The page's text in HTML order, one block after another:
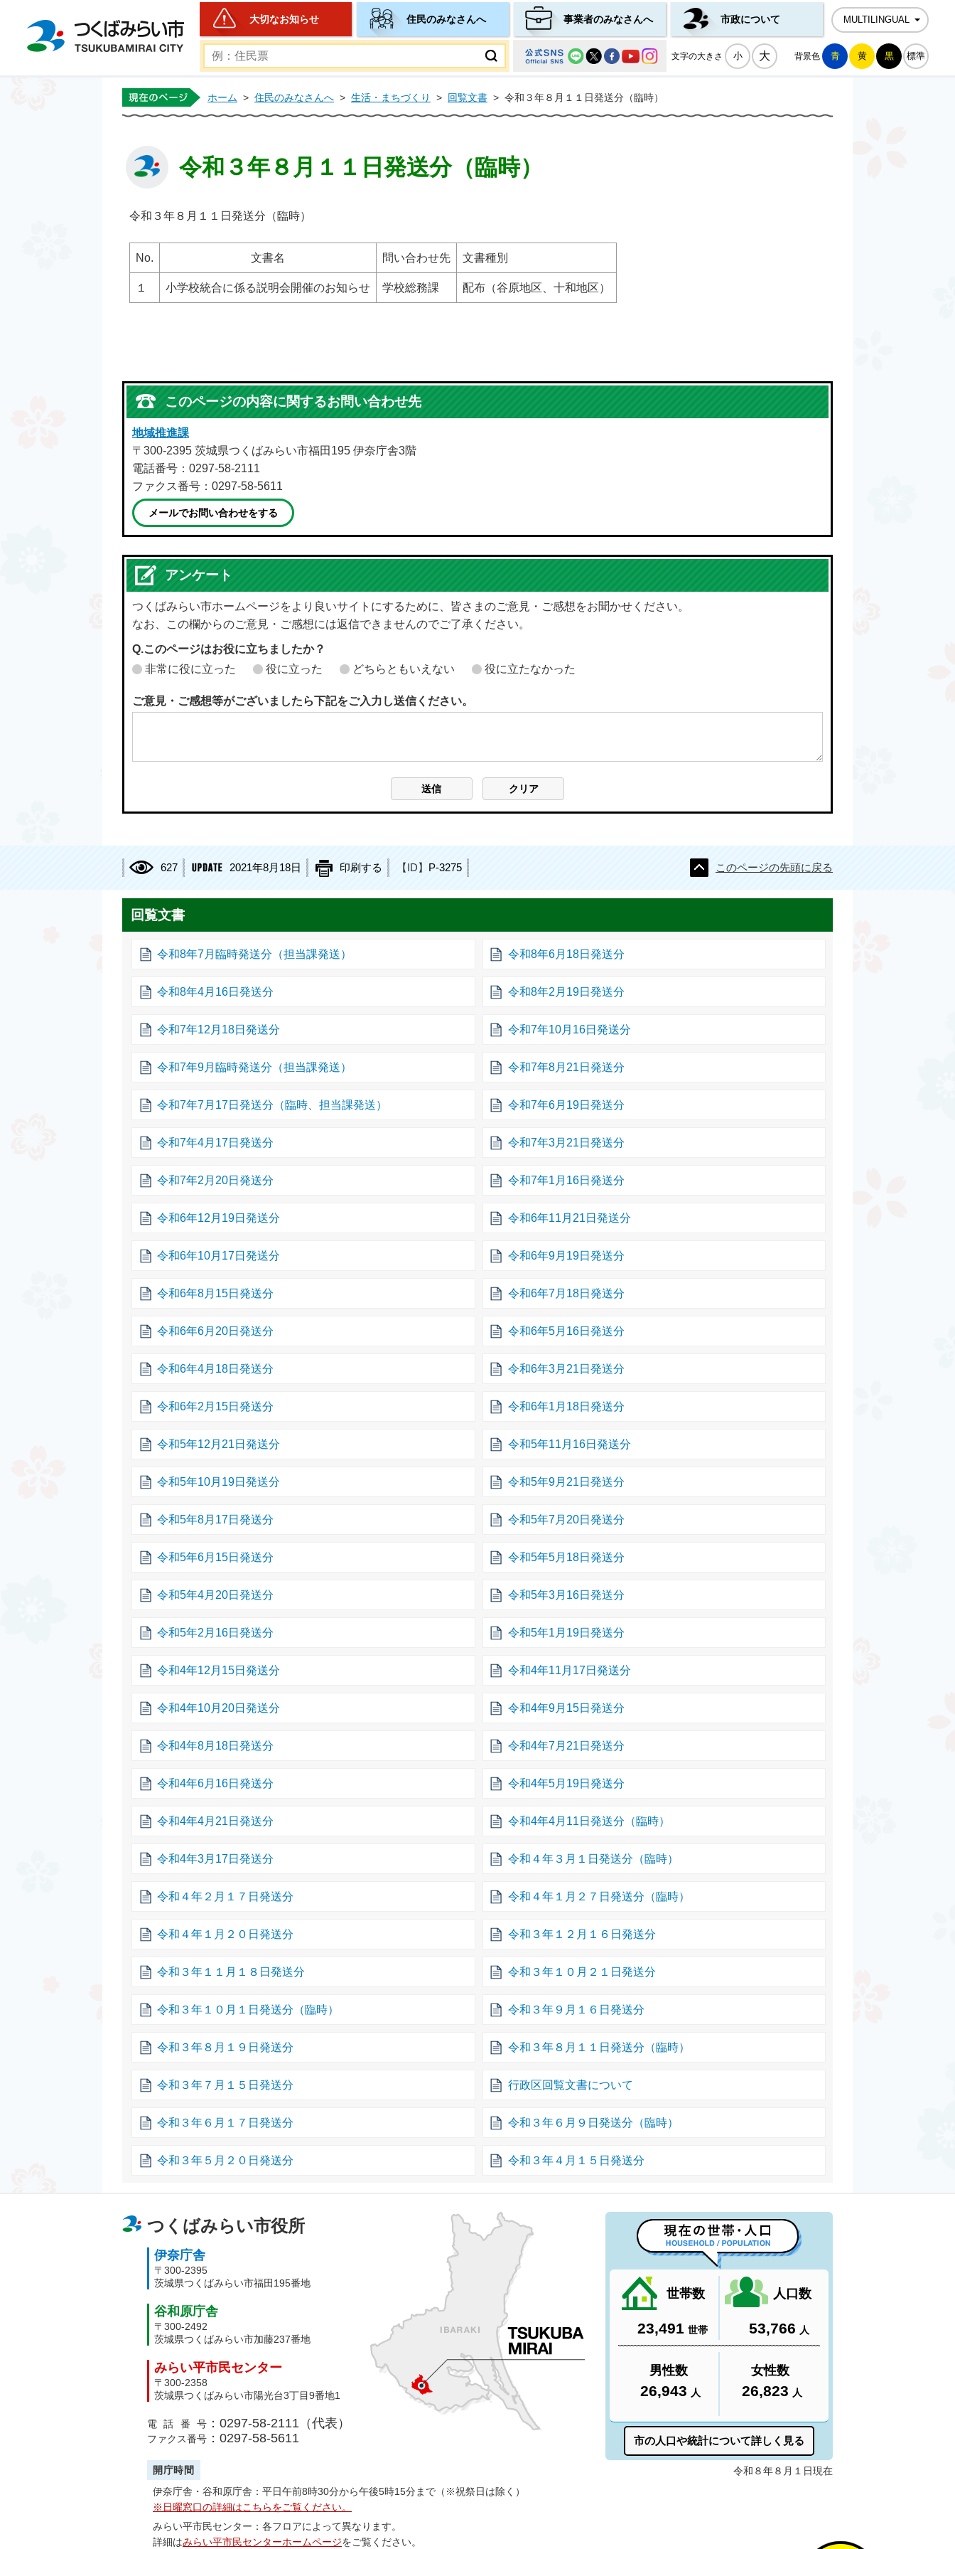
つくばみらい市公式ホームページ
大切なお知らせ 住民のみなさんへ 事業者のみなさんへ 市政について MULTILINGUAL
文字の大きさ 小 大 背景色 青 黄 黒 標準
ホーム > 住民のみなさんへ > 生活・まちづくり > 回覧文書 > 令和３年８月１１日発送分（臨時）
令和３年８月１１日発送分（臨時）
令和３年８月１１日発送分（臨時）
No. 文書名 問い合わせ先 文書種別
１ 小学校統合に係る説明会開催のお知らせ 学校総務課 配布（谷原地区、十和地区）
このページの内容に関するお問い合わせ先
地域推進課
〒300-2395 茨城県つくばみらい市福田195 伊奈庁舎3階
電話番号：0297-58-2111
ファクス番号：0297-58-5611
メールでお問い合わせをする
アンケート
つくばみらい市ホームページをより良いサイトにするために、皆さまのご意見・ご感想をお聞かせください。
なお、この欄からのご意見・ご感想には返信できませんのでご了承ください。
Q.このページはお役に立ちましたか？
非常に役に立った
役に立った どちらともいえない 役に立たなかった
ご意見・ご感想等がございましたら下記をご入力し送信ください。
627 2021年8月18日 印刷する 【ID】 P-3275 このページの先頭に戻る
回覧文書
令和8年7月臨時発送分（担当課発送） 令和8年6月18日発送分
令和8年4月16日発送分 令和8年2月19日発送分
令和7年12月18日発送分 令和7年10月16日発送分
令和7年9月臨時発送分（担当課発送） 令和7年8月21日発送分
令和7年7月17日発送分（臨時、担当課発送） 令和7年6月19日発送分
令和7年4月17日発送分 令和7年3月21日発送分
令和7年2月20日発送分 令和7年1月16日発送分
令和6年12月19日発送分 令和6年11月21日発送分
令和6年10月17日発送分 令和6年9月19日発送分
令和6年8月15日発送分 令和6年7月18日発送分
令和6年6月20日発送分 令和6年5月16日発送分
令和6年4月18日発送分 令和6年3月21日発送分
令和6年2月15日発送分 令和6年1月18日発送分
令和5年12月21日発送分 令和5年11月16日発送分
令和5年10月19日発送分 令和5年9月21日発送分
令和5年8月17日発送分 令和5年7月20日発送分
令和5年6月15日発送分 令和5年5月18日発送分
令和5年4月20日発送分 令和5年3月16日発送分
令和5年2月16日発送分 令和5年1月19日発送分
令和4年12月15日発送分 令和4年11月17日発送分
令和4年10月20日発送分 令和4年9月15日発送分
令和4年8月18日発送分 令和4年7月21日発送分
令和4年6月16日発送分 令和4年5月19日発送分
令和4年4月21日発送分 令和4年4月11日発送分（臨時）
令和4年3月17日発送分 令和４年３月１日発送分（臨時）
令和４年２月１７日発送分 令和４年１月２７日発送分（臨時）
令和４年１月２０日発送分 令和３年１２月１６日発送分
令和３年１１月１８日発送分 令和３年１０月２１日発送分
令和３年１０月１日発送分（臨時） 令和３年９月１６日発送分
令和３年８月１９日発送分 令和３年８月１１日発送分（臨時）
令和３年７月１５日発送分 行政区回覧文書について
令和３年６月１７日発送分 令和３年６月９日発送分（臨時）
令和３年５月２０日発送分 令和３年４月１５日発送分
つくばみらい市役所
伊奈庁舎
〒300-2395
茨城県つくばみらい市福田195番地
谷和原庁舎
〒300-2492
茨城県つくばみらい市加藤237番地
みらい平市民センター
〒300-2358
茨城県つくばみらい市陽光台3丁目9番地1
電話番号 ：0297-58-2111（代表）
ファクス番号 ：0297-58-5611
開庁時間
伊奈庁舎・谷和原庁舎：平日午前8時30分から午後5時15分まで（※祝祭日は除く）
※日曜窓口の詳細はこちらをご覧ください。
みらい平市民センター：各フロアによって異なります。
詳細はみらい平市民センターホームページをご覧ください。